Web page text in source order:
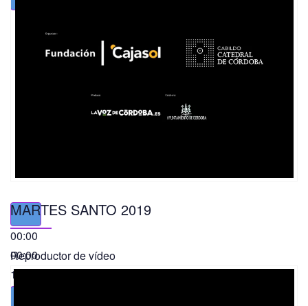
00:00
00:00
11:56
MARTES SANTO 2019
Reproductor de vídeo